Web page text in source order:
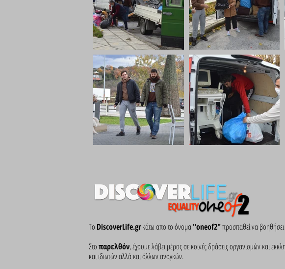
Το DiscoverLife.grκάτω απο το όνομα"oneof2"προσπαθεί να βοηθήσει
Στοπαρελθόν, έχουμε λάβει μέρος σε κοινές δράσεις οργανισμών και
και ιδιωτών αλλά και άλλων αναγκών.